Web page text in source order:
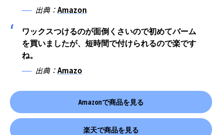
出典：Amazon
ワックスつけるのが面倒くさいので初めてバーム
を買いましたが、短時間で付けられるので楽です
ね。
出典：Amazo
Amazonで商品を見る
楽天で商品を見る